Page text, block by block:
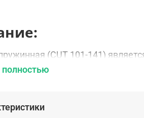
(CUT 101-141)
сварочным элементом.
бренда.
полностью